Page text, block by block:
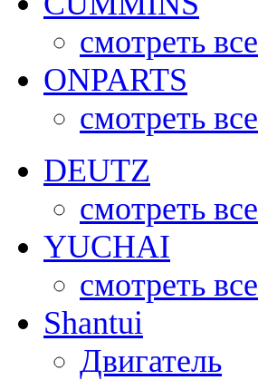
смотреть все
ONPARTS
смотреть все
DEUTZ
смотреть все
YUCHAI
смотреть все
Shantui
Двигатель